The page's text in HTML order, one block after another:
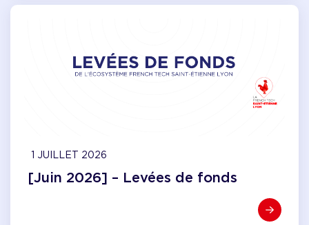
1 JUILLET 2026
[Juin 2026] – Levées de fonds